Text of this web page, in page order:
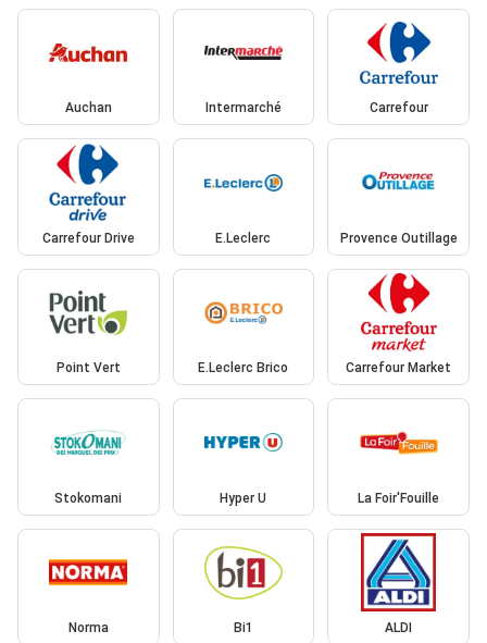
Auchan Intermarché Carrefour
Carrefour Drive E.Leclerc Provence Outillage
Point Vert E.Leclerc Brico Carrefour Market
Stokomani Hyper U La Foir'Fouille
Norma Bi1 ALDI